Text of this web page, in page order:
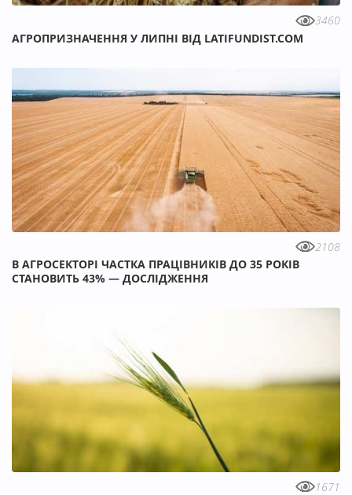
3460
АГРОПРИЗНАЧЕННЯ У ЛИПНІ ВІД LATIFUNDIST.COM
2108
В АГРОСЕКТОРІ ЧАСТКА ПРАЦІВНИКІВ ДО 35 РОКІВ
СТАНОВИТЬ 43% — ДОСЛІДЖЕННЯ
1671